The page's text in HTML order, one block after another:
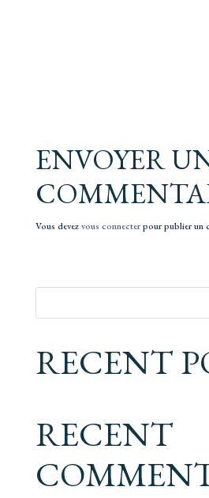
ENVOYER
Vous devezvous connecterpour publier un
RECENT
RECENT